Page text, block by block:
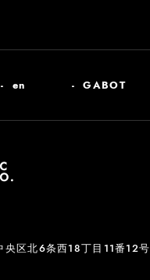
en GABOT
区北6条西18丁目11番12号